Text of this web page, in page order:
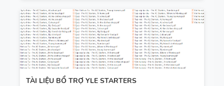
TÀI LIỆU BỔ TRỢ YLE STARTERS